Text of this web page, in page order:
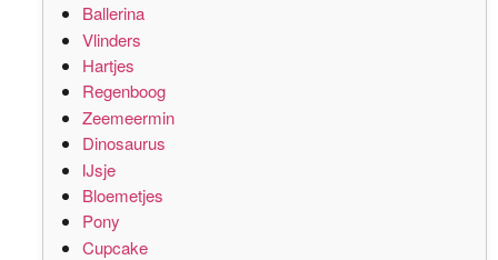
Ballerina
Vlinders
Hartjes
Regenboog
Zeemeermin
Dinosaurus
IJsje
Bloemetjes
Pony
Cupcake